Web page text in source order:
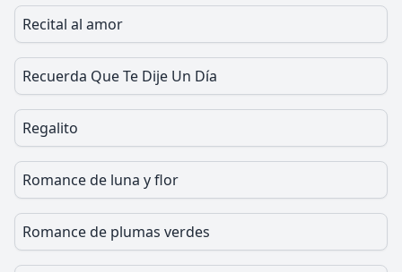
Recital al amor
Recuerda Que Te Dije Un Día
Regalito
Romance de luna y flor
Romance de plumas verdes